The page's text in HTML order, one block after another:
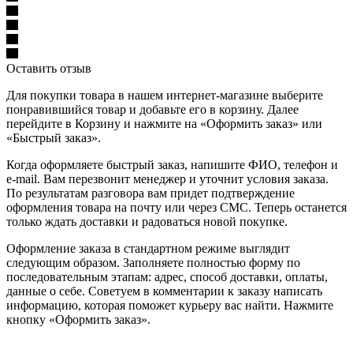
Оставить отзыв
Для покупки товара в нашем интернет-магазине выберите
понравившийся товар и добавьте его в корзину. Далее
перейдите в Корзину и нажмите на «Оформить заказ» или
«Быстрый заказ».
Когда оформляете быстрый заказ, напишите ФИО, телефон и
e-mail. Вам перезвонит менеджер и уточнит условия заказа.
По результатам разговора вам придет подтверждение
оформления товара на почту или через СМС. Теперь останется
только ждать доставки и радоваться новой покупке.
Оформление заказа в стандартном режиме выглядит
следующим образом. Заполняете полностью форму по
последовательным этапам: адрес, способ доставки, оплаты,
данные о себе. Советуем в комментарии к заказу написать
информацию, которая поможет курьеру вас найти. Нажмите
кнопку «Оформить заказ».